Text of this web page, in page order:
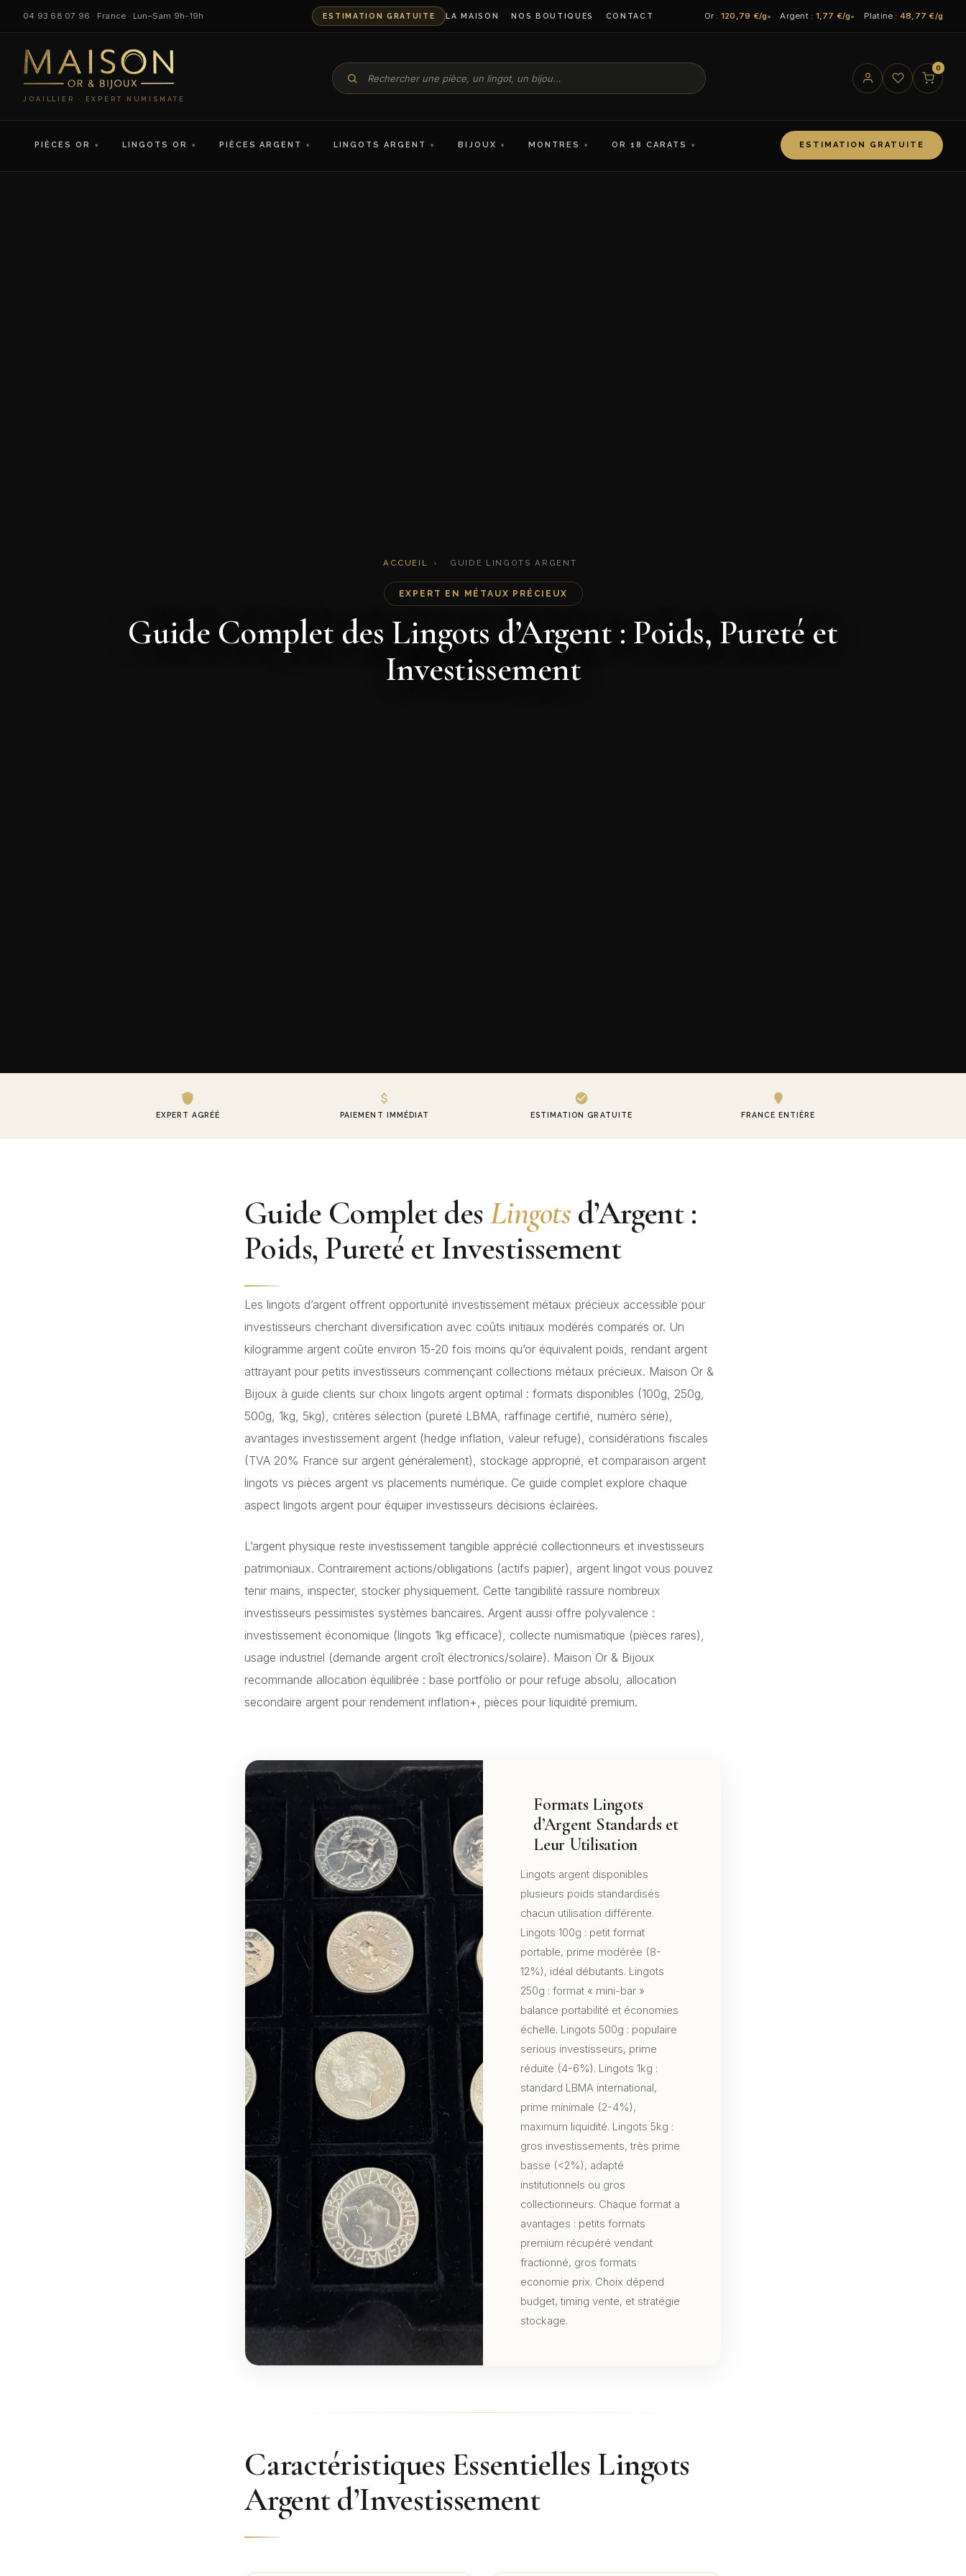
04 93 68 07 96 · France · Lun–Sam 9h-19h ESTIMATION GRATUITE LA MAISON NOS BOUTIQUES CONTACT Or : 120,79 €/g Argent : 1,77 €/g Platine : 48,77 €/g
JOAILLIER · EXPERT NUMISMATE
0
PIÈCES OR LINGOTS OR PIÈCES ARGENT LINGOTS ARGENT BIJOUX MONTRES OR 18 CARATS ESTIMATION GRATUITE
ACCUEIL › GUIDE LINGOTS ARGENT
EXPERT EN MÉTAUX PRÉCIEUX
Guide Complet des Lingots d’Argent : Poids, Pureté et
Investissement
EXPERT AGRÉÉ PAIEMENT IMMÉDIAT ESTIMATION GRATUITE FRANCE ENTIÈRE
Guide Complet desLingots d’Argent :
Poids, Pureté et Investissement
Les lingots d’argent offrent opportunité investissement métaux précieux accessible pour
investisseurs cherchant diversification avec coûts initiaux modérés comparés or. Un
kilogramme argent coûte environ 15-20 fois moins qu’or équivalent poids, rendant argent
attrayant pour petits investisseurs commençant collections métaux précieux. Maison Or &
Bijoux à guide clients sur choix lingots argent optimal : formats disponibles (100g, 250g,
500g, 1kg, 5kg), critères sélection (pureté LBMA, raffinage certifié, numéro série),
avantages investissement argent (hedge inflation, valeur refuge), considérations fiscales
(TVA 20% France sur argent généralement), stockage approprié, et comparaison argent
lingots vs pièces argent vs placements numérique. Ce guide complet explore chaque
aspect lingots argent pour équiper investisseurs décisions éclairées.
L’argent physique reste investissement tangible apprécié collectionneurs et investisseurs
patrimoniaux. Contrairement actions/obligations (actifs papier), argent lingot vous pouvez
tenir mains, inspecter, stocker physiquement. Cette tangibilité rassure nombreux
investisseurs pessimistes systèmes bancaires. Argent aussi offre polyvalence :
investissement économique (lingots 1kg efficace), collecte numismatique (pièces rares),
usage industriel (demande argent croît électronics/solaire). Maison Or & Bijoux
recommande allocation équilibrée : base portfolio or pour refuge absolu, allocation
secondaire argent pour rendement inflation+, pièces pour liquidité premium.
Formats Lingots
d’Argent Standards et
Leur Utilisation
Lingots argent disponibles
plusieurs poids standardisés
chacun utilisation différente.
Lingots 100g : petit format
portable, prime modérée (8-
12%), idéal débutants. Lingots
250g : format « mini-bar »
balance portabilité et économies
échelle. Lingots 500g : populaire
serious investisseurs, prime
réduite (4-6%). Lingots 1kg :
standard LBMA international,
prime minimale (2-4%),
maximum liquidité. Lingots 5kg :
gros investissements, très prime
basse (<2%), adapté
institutionnels ou gros
collectionneurs. Chaque format a
avantages : petits formats
premium récupéré vendant
fractionné, gros formats
economie prix. Choix dépend
budget, timing vente, et stratégie
stockage.
Caractéristiques Essentielles Lingots
Argent d’Investissement